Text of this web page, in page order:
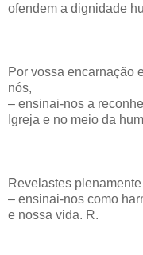
ofendem a dignidade
Por vossa encarnação
nós,
– ensinai-nos a
Igreja e no meio da
Revelastes
– ensinai-nos como
e nossa vida. R.